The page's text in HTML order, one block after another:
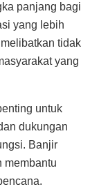
panjang bagi
yang lebih
tidak
yang
untuk
dukungan
Banjir
membantu